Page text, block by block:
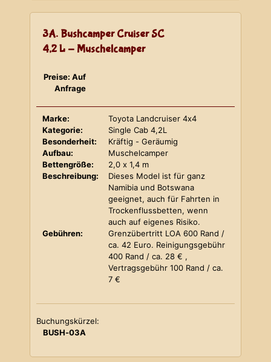
3A. Bushcamper Cruiser SC
4,2 L - Muschelcamper
Preise: Auf
Anfrage
Marke:
Toyota Landcruiser 4x4
Kategorie:
Single Cab 4,2L
Besonderheit:
Kräftig - Geräumig
Aufbau:
Muschelcamper
Bettengröße:
2,0 x 1,4 m
Beschreibung:
Dieses Model ist für ganz
Namibia und Botswana
geeignet, auch für Fahrten in
Trockenflussbetten, wenn
auch auf eigenes Risiko.
Gebühren:
Grenzübertritt LOA 600 Rand /
ca. 42 Euro. Reinigungsgebühr
400 Rand / ca. 28 € ,
Vertragsgebühr 100 Rand / ca.
7 €
Buchungskürzel:
BUSH-03A